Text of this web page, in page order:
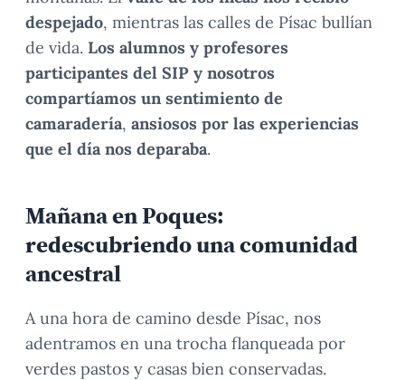
despejado, mientras las calles de Písac bullían
de vida. Los alumnos y profesores
participantes del SIP y nosotros
compartíamos un sentimiento de
camaradería, ansiosos por las experiencias
que el día nos deparaba.
Mañana en Poques:
redescubriendo una comunidad
ancestral
A una hora de camino desde Písac, nos
adentramos en una trocha flanqueada por
verdes pastos y casas bien conservadas.